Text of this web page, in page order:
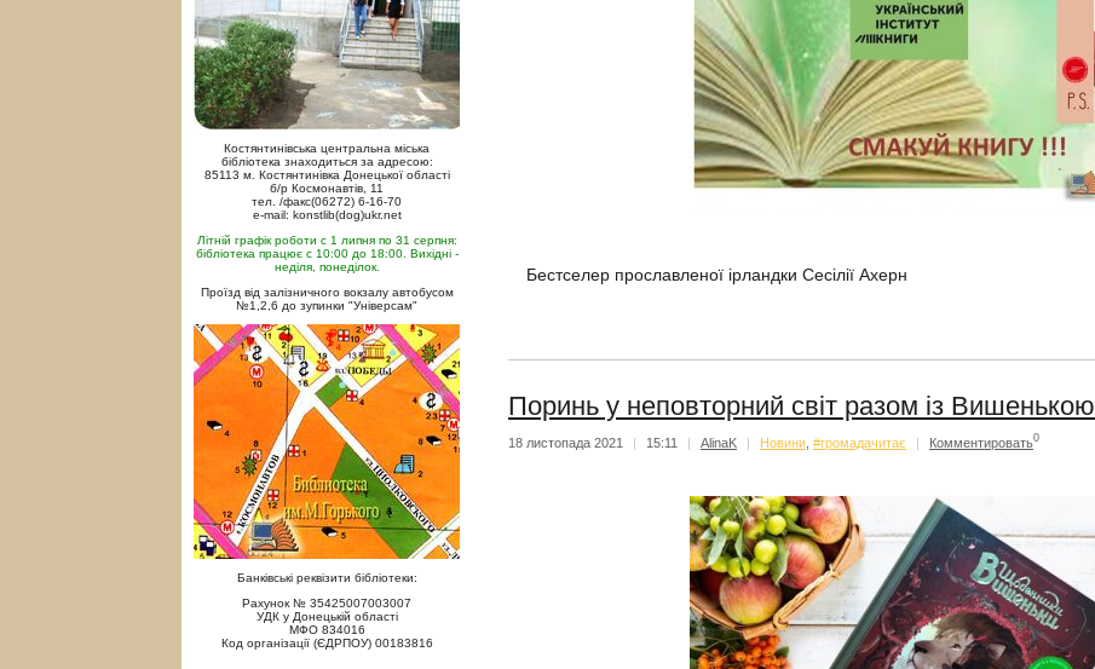
Костянтинівська центральна міська
бібліотека знаходиться за адресою:
85113 м. Костянтинівка Донецької області
б/р Космонавтів, 11
тел. /факс(06272) 6-16-70
e-mail: konstlib(dog)ukr.net
Літній графік роботи с 1 липня по 31 серпня:
бібліотека працює с 10:00 до 18:00. Вихідні -
неділя, понеділок.
Проїзд від залізничного вокзалу автобусом
№1,2,6 до зупинки "Універсам"
Банківські реквізити бібліотеки:
Рахунок № 35425007003007
УДК у Донецькій області
МФО 834016
Код організації (ЄДРПОУ) 00183816
Бестселер прославленої ірландки Сесілії Ахерн
Поринь у неповторний світ разом із Вишенькою
18 листопада 2021 | 15:11 | AlinaK | Новини #громадачитає | Комментировать0